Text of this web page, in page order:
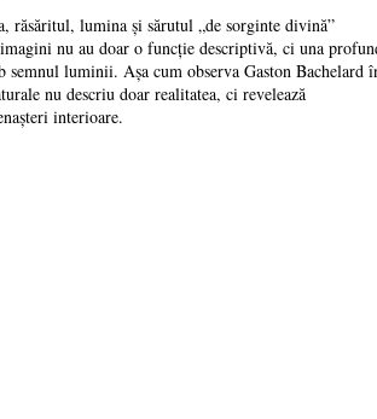
răsăritul, lumina și sărutul „de sorginte divină”
nu au doar o funcție descriptivă, ci una
semnul luminii. Așa cum observa Gaston Bachelard
nu descriu doar realitatea, ci revelează
interioare.